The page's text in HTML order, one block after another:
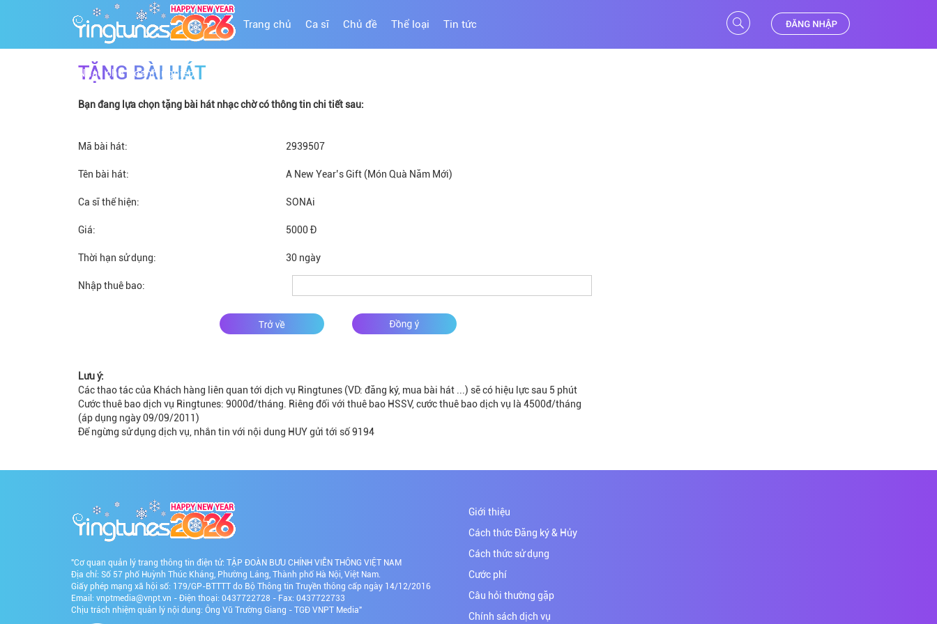
Trang chủ Ca sĩ Chủ đề Thể loại Tin tức
Nhạc chờ Doanh nghiệp
TẶNG BÀI HÁT
Bạn đang lựa chọn tặng bài hát nhạc chờ có thông tin chi tiết sau:
Mã bài hát: 2939507
Tên bài hát: A New Year’s Gift (Món Quà Năm Mới)
Ca sĩ thể hiện: SONAi
Giá: 5000 Đ
Thời hạn sử dụng: 30 ngày
Nhập thuê bao:
Lưu ý:
Các thao tác của Khách hàng liên quan tới dịch vụ Ringtunes (VD: đăng ký, mua bài hát ...) sẽ có hiệu lực sau 5 phút
Cước thuê bao dịch vụ Ringtunes: 9000đ/tháng. Riêng đối với thuê bao HSSV, cước thuê bao dịch vụ là 4500đ/tháng
(áp dụng ngày 09/09/2011)
Để ngừng sử dụng dịch vụ, nhắn tin với nội dung HUY gửi tới số 9194
"Cơ quan quản lý trang thông tin điện tử: TẬP ĐOÀN BƯU CHÍNH VIỄN THÔNG VIỆT NAM
Địa chỉ: Số 57 phố Huỳnh Thúc Kháng, Phường Láng, Thành phố Hà Nội, Việt Nam.
Giấy phép mạng xã hội số: 179/GP-BTTTT do Bộ Thông tin Truyền thông cấp ngày 14/12/2016
Email: vnptmedia@vnpt.vn - Điện thoại: 0437722728 - Fax: 0437722733
Chịu trách nhiệm quản lý nội dung: Ông Vũ Trường Giang - TGĐ VNPT Media"
Giới thiệu
Cách thức Đăng ký & Hủy
Cách thức sử dụng
Cước phí
Câu hỏi thường gặp
Chính sách dịch vụ